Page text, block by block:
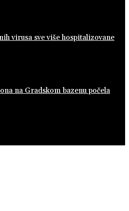
virusa sve više hospitalizovane
na Gradskom bazenu počela